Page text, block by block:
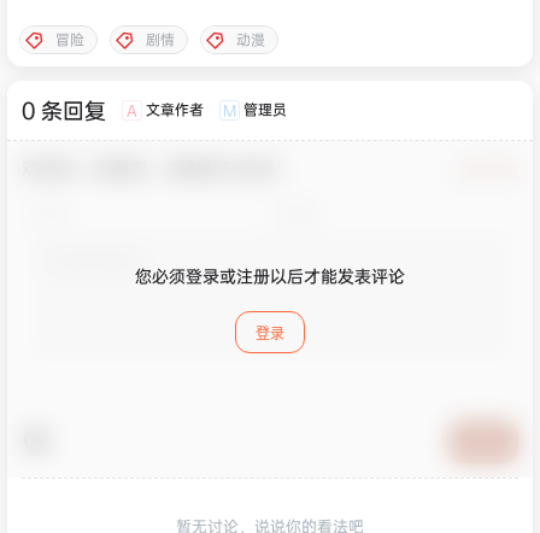
冒险 剧情 动漫
0 条回复 A 文章作者 M 管理员
您必须登录或注册以后才能发表评论
登录
暂无讨论，说说你的看法吧